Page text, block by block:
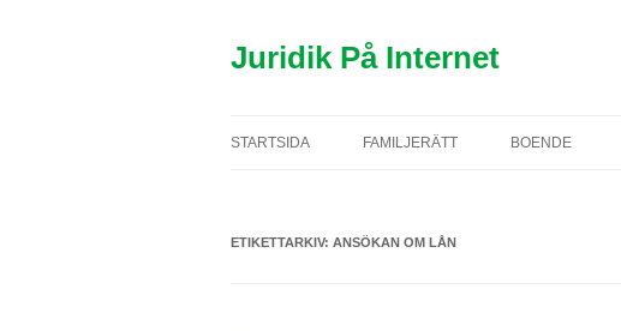
Juridik På Internet
STARTSIDA FAMILJERÄTT
ÄKTENSKAP
BOENDE
ETIKETTARKIV: ANSÖKAN OM LÅN